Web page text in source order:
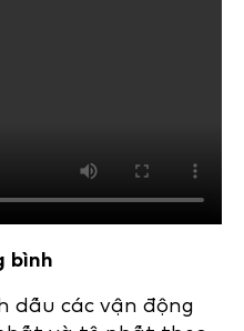
bình
dấu các vận động